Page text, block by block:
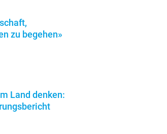
zu begehen»
Land denken: